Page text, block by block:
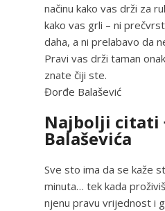
načinu kako vas drži za
kako vas grli – ni
daha, a ni prelabavo da
Pravi vas drži taman
znate čiji ste.
Đorđe Balašević
Najbolji citati
Balaševića
Sve sto ima da se kaže
minuta… tek kada
njenu pravu vrijednost i